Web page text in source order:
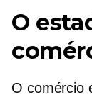
O
O comércio